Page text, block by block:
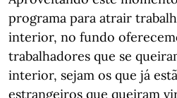
programa para atrair
interior, no fundo
trabalhadores que se
interior, sejam os que já
estrangeiros que queiram